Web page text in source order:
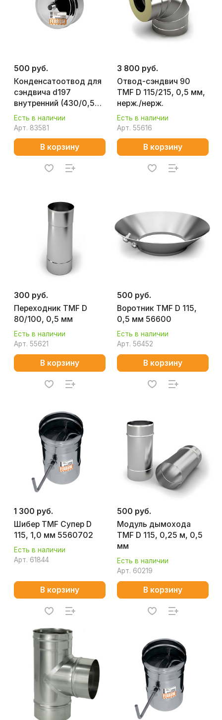
500 руб.
Конденсатоотвод для
сэндвича d197
внутренний (430/0,5
мм) ФЕРРУМ
Есть в наличии
Арт. 83581
В корзину
3 800 руб.
Отвод-сэндвич 90
TMF D 115/215, 0,5 мм,
нерж./нерж.
Есть в наличии
Арт. 55616
В корзину
300 руб.
Переходник TMF D
80/100, 0,5 мм
Есть в наличии
Арт. 55621
В корзину
500 руб.
Воротник TMF D 115,
0,5 мм 56600
Есть в наличии
Арт. 56452
В корзину
1 300 руб.
Шибер TMF Супер D
115, 1,0 мм 5560702
Есть в наличии
Арт. 61844
В корзину
500 руб.
Модуль дымохода
TMF D 115, 0,25 м, 0,5
мм
Есть в наличии
Арт. 60219
В корзину